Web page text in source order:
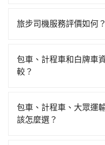
間共2小時44分鐘，假
難度是雙北大城市的500
南投縣少部分小黃司機
擇搭乘高鐵而不預約包
資，而且更會額外浪費
達目的地後多久原路返
車型，如Toyota Yaris
差的車款，如果人數超
凹的車門仍未被修理，
樣。另外，偶爾也會遇
達$3,200。但如果你無
新北的500倍之多。如果
市東區的計程車也不是
騙。綜合以上，無論在
你從南投縣到台南火車站
中長程提供最優惠的價
旅步司機服務評價如何？
機非常高的評價，認為
旅程更加順暢和舒適。」
包車、計程車和白牌車
較？
包車：優點是搭乘舒適
地點上車較客製化。此
包車、計程車、大眾運
該怎麼選？